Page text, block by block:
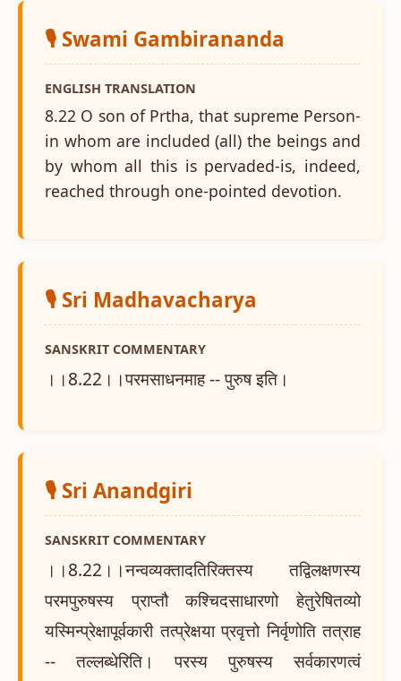
🎙️ Swami Gambirananda
ENGLISH TRANSLATION
8.22 O son of Prtha, that supreme Person-
in whom are included (all) the beings and
by whom all this is pervaded-is, indeed,
reached through one-pointed devotion.
🎙️ Sri Madhavacharya
SANSKRIT COMMENTARY
।।8.22।।परमसाधनमाह -- पुरुष इति।
🎙️ Sri Anandgiri
SANSKRIT COMMENTARY
।।8.22।।नन्वव्यक्तादतिरिक्तस्य तद्विलक्षणस्य
परमपुरुषस्य प्राप्तौ कश्चिदसाधारणो हेतुरेषितव्यो
यस्मिन्प्रेक्षापूर्वकारी तत्प्रेक्षया प्रवृत्तो निर्वृणोति तत्राह
-- तल्लब्धेरिति। परस्य पुरुषस्य सर्वकारणत्वं